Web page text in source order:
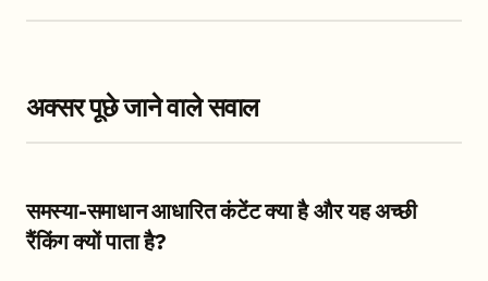
अक्सर पूछे जाने वाले सवाल
समस्या-समाधान आधारित कंटेंट क्या है और यह अच्छी
रैंकिंग क्यों पाता है?